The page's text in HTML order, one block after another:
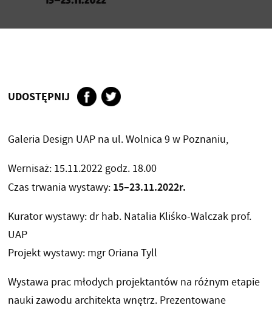
UDOSTĘPNIJ
Galeria Design UAP na ul. Wolnica 9 w Poznaniu,
Wernisaż: 15.11.2022 godz. 18.00
Czas trwania wystawy: 15–23.11.2022r.
Kurator wystawy: dr hab. Natalia Kliśko-Walczak prof.
UAP
Projekt wystawy: mgr Oriana Tyll
Wystawa prac młodych projektantów na różnym etapie
nauki zawodu architekta wnętrz. Prezentowane